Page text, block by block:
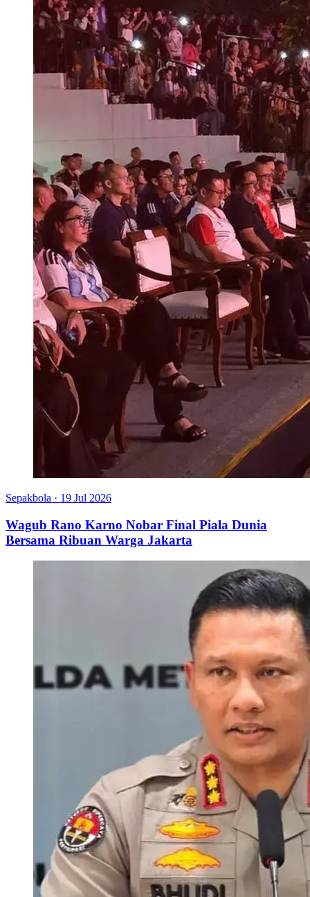
Sepakbola · 19 Jul 2026
Wagub Rano Karno Nobar Final Piala Dunia
Bersama Ribuan Warga Jakarta